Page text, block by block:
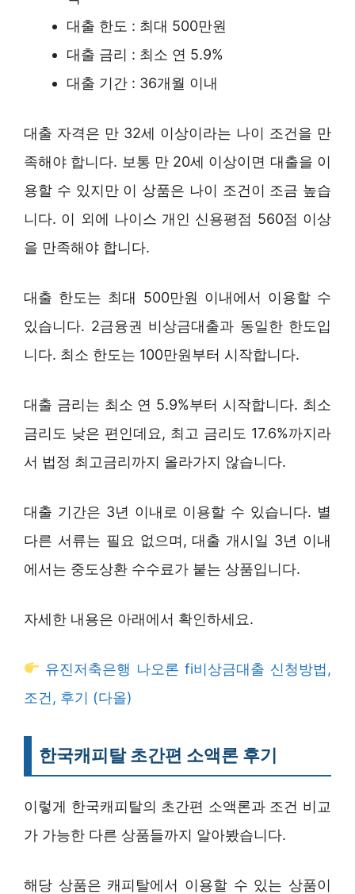
대출 한도 : 최대 500만원
대출 금리 : 최소 연 5.9%
대출 기간 : 36개월 이내
대출 자격은 만 32세 이상이라는 나이 조건을 만
족해야 합니다. 보통 만 20세 이상이면 대출을 이
용할 수 있지만 이 상품은 나이 조건이 조금 높습
니다. 이 외에 나이스 개인 신용평점 560점 이상
을 만족해야 합니다.
대출 한도는 최대 500만원 이내에서 이용할 수
있습니다. 2금융권 비상금대출과 동일한 한도입
니다. 최소 한도는 100만원부터 시작합니다.
대출 금리는 최소 연 5.9%부터 시작합니다. 최소
금리도 낮은 편인데요, 최고 금리도 17.6%까지라
서 법정 최고금리까지 올라가지 않습니다.
대출 기간은 3년 이내로 이용할 수 있습니다. 별
다른 서류는 필요 없으며, 대출 개시일 3년 이내
에서는 중도상환 수수료가 붙는 상품입니다.
자세한 내용은 아래에서 확인하세요.
유진저축은행 나오론 fi비상금대출 신청방법,
조건, 후기 (다올)
한국캐피탈 초간편 소액론 후기
이렇게 한국캐피탈의 초간편 소액론과 조건 비교
가 가능한 다른 상품들까지 알아봤습니다.
해당 상품은 캐피탈에서 이용할 수 있는 상품이